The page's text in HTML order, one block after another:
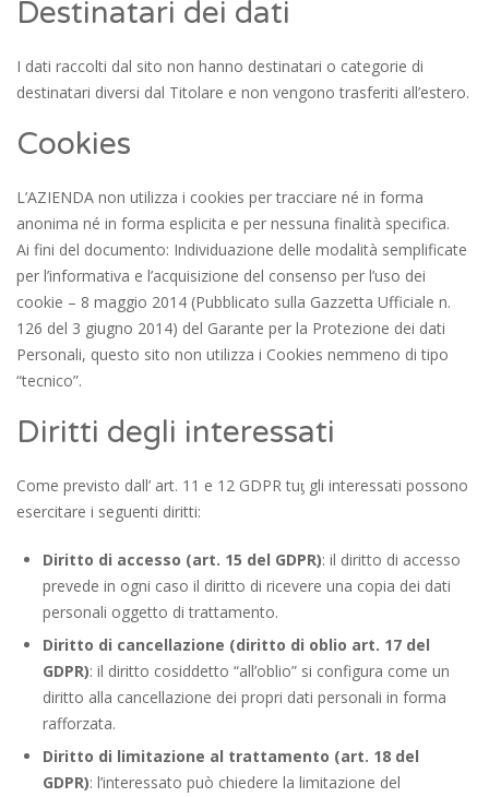
Destinatari dei dati
I dati raccolti dal sito non hanno destinatari o categorie di
destinatari diversi dal Titolare e non vengono trasferiti all’estero.
Cookies
L’AZIENDA non utilizza i cookies per tracciare né in forma
anonima né in forma esplicita e per nessuna finalità specifica.
Ai fini del documento: Individuazione delle modalità semplificate
per l’informativa e l’acquisizione del consenso per l’uso dei
cookie – 8 maggio 2014 (Pubblicato sulla Gazzetta Ufficiale n.
126 del 3 giugno 2014) del Garante per la Protezione dei dati
Personali, questo sito non utilizza i Cookies nemmeno di tipo
“tecnico”.
Diritti degli interessati
Come previsto dall’ art. 11 e 12 GDPR tuƫ gli interessati possono
esercitare i seguenti diritti:
Diritto di accesso (art. 15 del GDPR): il diritto di accesso
prevede in ogni caso il diritto di ricevere una copia dei dati
personali oggetto di trattamento.
Diritto di cancellazione (diritto di oblio art. 17 del
GDPR): il diritto cosiddetto “all’oblio” si configura come un
diritto alla cancellazione dei propri dati personali in forma
rafforzata.
Diritto di limitazione al trattamento (art. 18 del
GDPR): l’interessato può chiedere la limitazione del